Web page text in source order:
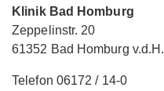
Klinik Bad Homburg
Zeppelinstr. 20
61352 Bad Homburg v.d.H.
Telefon 06172 / 14-0